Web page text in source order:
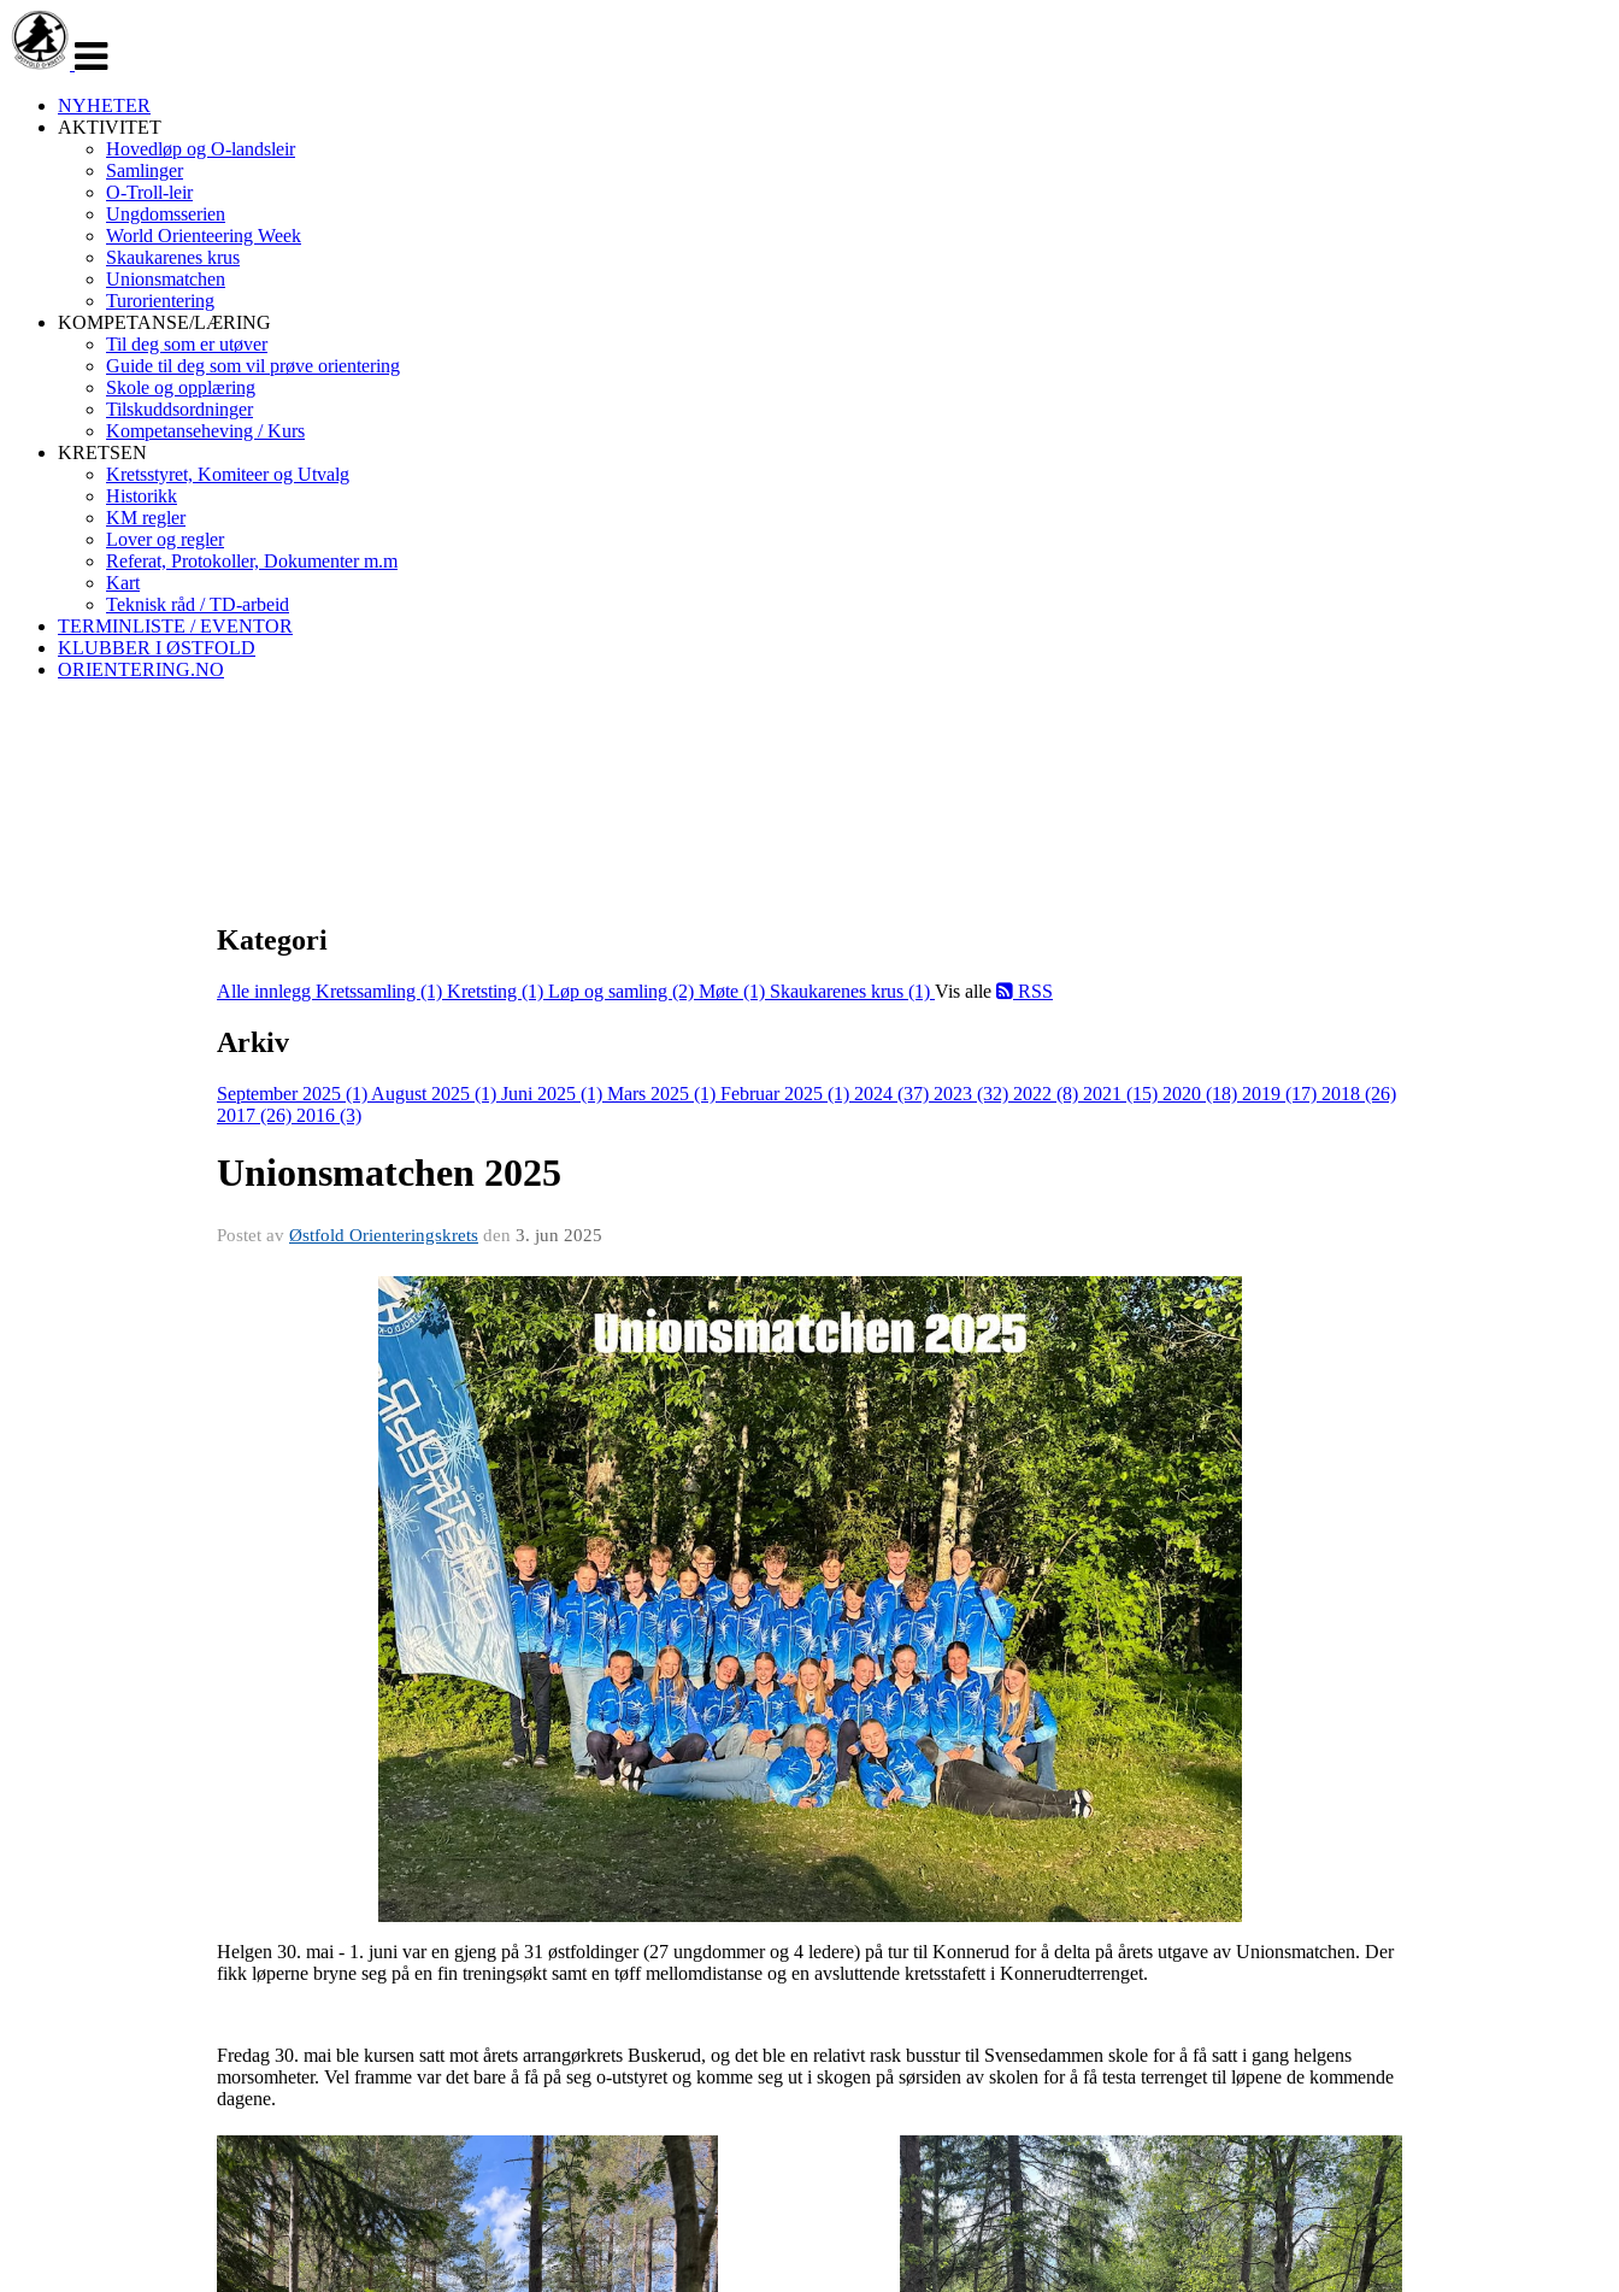
navigasjon
NYHETER
AKTIVITET
Hovedløp og O-landsleir
Samlinger
O-Troll-leir
Ungdomsserien
World Orienteering Week
Skaukarenes krus
Unionsmatchen
Turorientering
KOMPETANSE/LÆRING
Til deg som er utøver
Guide til deg som vil prøve orientering
Skole og opplæring
Tilskuddsordninger
Kompetanseheving / Kurs
KRETSEN
Kretsstyret, Komiteer og Utvalg
Historikk
KM regler
Lover og regler
Referat, Protokoller, Dokumenter m.m
Kart
Teknisk råd / TD-arbeid
TERMINLISTE / EVENTOR
KLUBBER I ØSTFOLD
ORIENTERING.NO
Kategori
Alle innlegg Kretssamling (1) Kretsting (1) Løp og samling (2) Møte (1) Skaukarenes krus (1) Vis alle RSS
Arkiv
September 2025 (1) August 2025 (1) Juni 2025 (1) Mars 2025 (1) Februar 2025 (1) 2024 (37) 2023 (32) 2022 (8) 2021 (15) 2020 (18) 2019 (17) 2018 (26)
2017 (26) 2016 (3)
Unionsmatchen 2025
Postet av Østfold Orienteringskrets den 3. jun 2025
Helgen 30. mai - 1. juni var en gjeng på 31 østfoldinger (27 ungdommer og 4 ledere) på tur til Konnerud for å delta på årets utgave av Unionsmatchen. Der
fikk løperne bryne seg på en fin treningsøkt samt en tøff mellomdistanse og en avsluttende kretsstafett i Konnerudterrenget.
Fredag 30. mai ble kursen satt mot årets arrangørkrets Buskerud, og det ble en relativt rask busstur til Svensedammen skole for å få satt i gang helgens
morsomheter. Vel framme var det bare å få på seg o-utstyret og komme seg ut i skogen på sørsiden av skolen for å få testa terrenget til løpene de kommende
dagene.